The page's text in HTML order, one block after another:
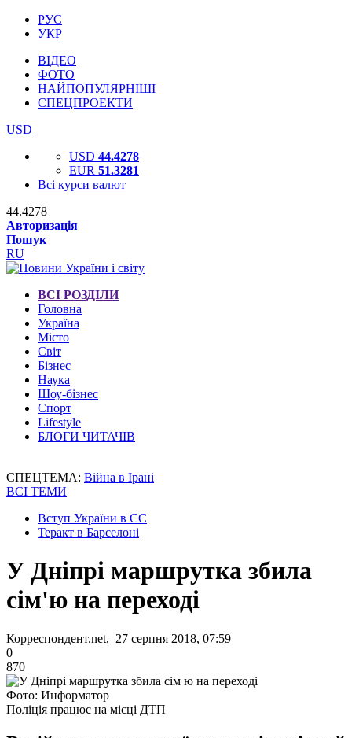
РУС
УКР
ВІДЕО
ФОТО
НАЙПОПУЛЯРНІШІ
СПЕЦПРОЕКТИ
USD
USD 44.4278
EUR 51.3281
Всі курси валют
44.4278
Авторизація
Пошук
RU
ВСІ РОЗДІЛИ
Головна
Україна
Місто
Світ
Бізнес
Наука
Шоу-бізнес
Спорт
Lifestyle
БЛОГИ ЧИТАЧІВ
СПЕЦТЕМА: Війна в Ірані
ВСІ ТЕМИ
Вступ України в ЄС
Теракт в Барселоні
У Дніпрі маршрутка збила
сім'ю на переході
Корреспондент.net, 27 серпня 2018, 07:59
0
870
Фото: Информатор
Поліція працює на місці ДТП